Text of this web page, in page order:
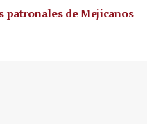
patronales de Mejicanos